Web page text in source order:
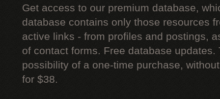
Get access to our premium database,
database contains only those resources
active links - from profiles and postings,
of contact forms. Free database updates.
possibility of a one-time purchase,
for $38.